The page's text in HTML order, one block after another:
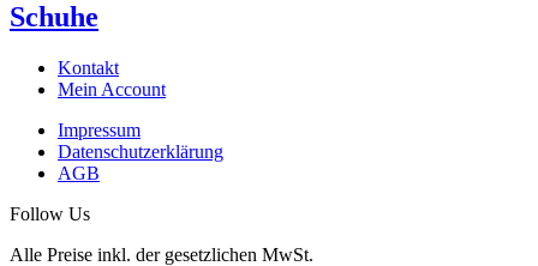
Schuhe
Kontakt
Mein Account
Impressum
Datenschutzerklärung
AGB
Follow Us
Alle Preise inkl. der gesetzlichen MwSt.